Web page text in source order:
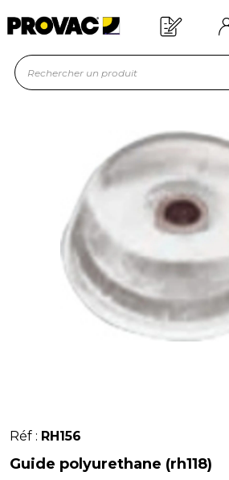
Offre de
En
Réf : RH156
Guide polyurethane (rh118)